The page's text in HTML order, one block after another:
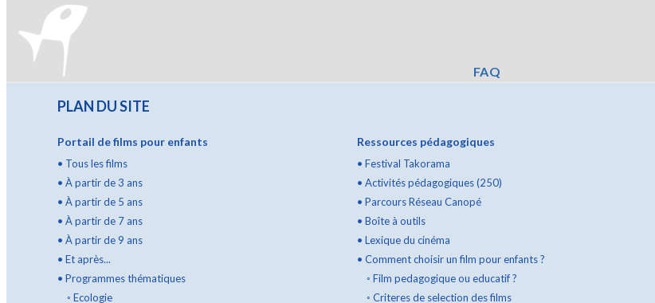
FAQ
PLAN DU SITE
Portail de films pour enfants
• Tous les films
• À partir de 3 ans
• À partir de 5 ans
• À partir de 7 ans
• À partir de 9 ans
• Et après...
• Programmes thématiques
◦ Ecologie
Ressources pédagogiques
• Festival Takorama
• Activités pédagogiques (250)
• Parcours Réseau Canopé
• Boîte à outils
• Lexique du cinéma
• Comment choisir un film pour enfants ?
◦ Film pedagogique ou educatif ?
◦ Criteres de selection des films